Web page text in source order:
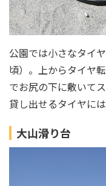
公園では小さなタイ
頃）。上からタイヤ
でお尻の下に敷いて
貸し出せるタイヤに
大山滑り台